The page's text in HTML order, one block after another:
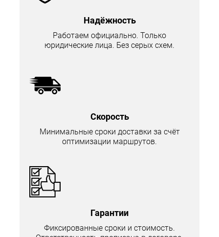
Надёжность
Работаем официально. Только
юридические лица. Без серых схем.
Скорость
Минимальные сроки доставки за счёт
оптимизации маршрутов.
Гарантии
Фиксированные сроки и стоимость.